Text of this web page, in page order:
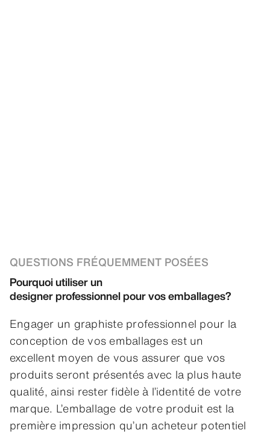
QUESTIONS FRÉQUEMMENT POSÉES
Pourquoi utiliser un
designer professionnel pour vos emballages?
Engager un graphiste professionnel pour la
conception de vos emballages est un
excellent moyen de vous assurer que vos
produits seront présentés avec la plus haute
qualité, ainsi rester fidèle à l’identité de votre
marque. L’emballage de votre produit est la
première impression qu’un acheteur potentiel